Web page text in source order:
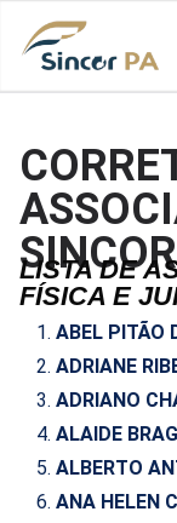
LISTA DE
FÍSICA E
ABEL PITÃO
ADRIANE
ADRIANO
ALAIDE
ALBERTO
ANA HELEN